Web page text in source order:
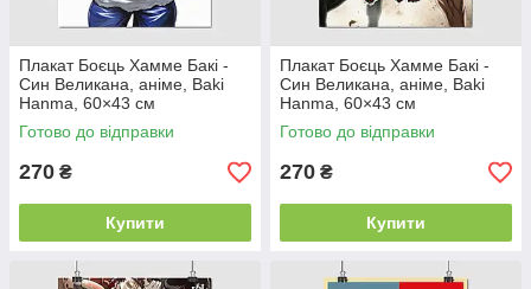
Плакат Боєць Хамме Бакі -
Син Великана, аніме, Baki
Hanma, 60×43 см
Готово до відправки
270 ₴
Купити
Плакат Боєць Хамме Бакі -
Син Великана, аніме, Baki
Hanma, 60×43 см
Готово до відправки
270 ₴
Купити